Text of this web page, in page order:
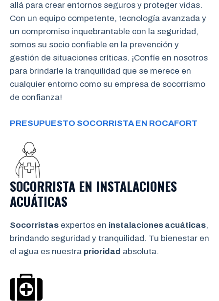
allá para crear entornos seguros y proteger vidas.
Con un equipo competente, tecnología avanzada y
un compromiso inquebrantable con la seguridad,
somos su socio confiable en la prevención y
gestión de situaciones críticas. ¡Confíe en nosotros
para brindarle la tranquilidad que se merece en
cualquier entorno como su empresa de socorrismo
de confianza!
PRESUPUESTO SOCORRISTA EN ROCAFORT
SOCORRISTA EN INSTALACIONES
ACUÁTICAS
Socorristas expertos en instalaciones acuáticas,
brindando seguridad y tranquilidad. Tu bienestar en
el agua es nuestra prioridad absoluta.